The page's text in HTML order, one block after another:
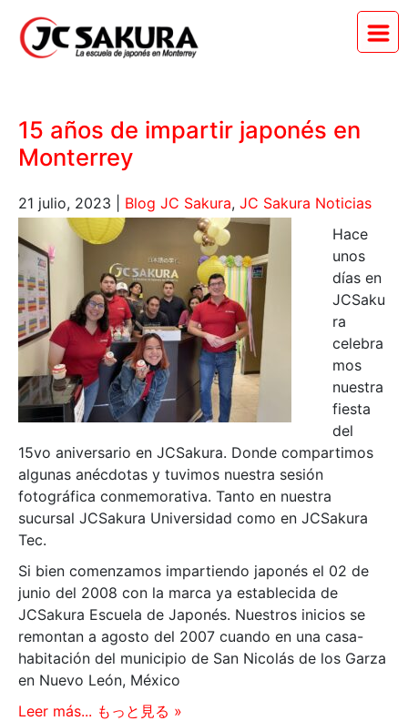
15 años de impartir japonés en
Monterrey
21 julio, 2023 Blog JC Sakura, JC Sakura Noticias
Hace
unos
días en
JCSaku
ra
celebra
mos
nuestra
fiesta
del
15vo aniversario en JCSakura. Donde compartimos
algunas anécdotas y tuvimos nuestra sesión
fotográfica conmemorativa. Tanto en nuestra
sucursal JCSakura Universidad como en JCSakura
Tec.
Si bien comenzamos impartiendo japonés el 02 de
junio del 2008 con la marca ya establecida de
JCSakura Escuela de Japonés. Nuestros inicios se
remontan a agosto del 2007 cuando en una casa-
habitación del municipio de San Nicolás de los Garza
en Nuevo León, México
Leer más... もっと見る »